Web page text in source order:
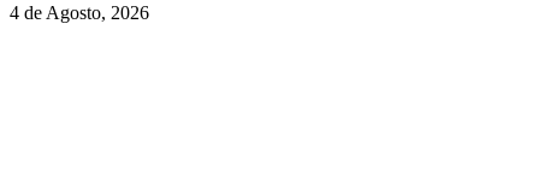
4 de Agosto, 2026